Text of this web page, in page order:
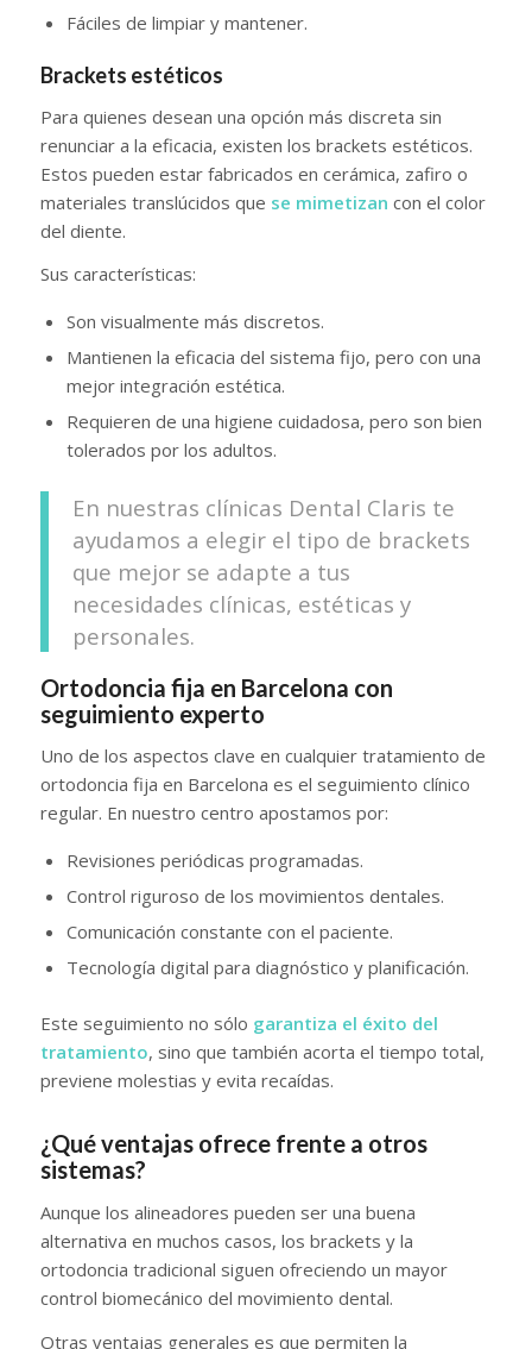
Fáciles de limpiar y mantener.
Brackets estéticos
Para quienes desean una opción más discreta sin
renunciar a la eficacia, existen los brackets estéticos.
Estos pueden estar fabricados en cerámica, zafiro o
materiales translúcidos que se mimetizan con el color
del diente.
Sus características:
Son visualmente más discretos.
Mantienen la eficacia del sistema fijo, pero con una
mejor integración estética.
Requieren de una higiene cuidadosa, pero son bien
tolerados por los adultos.
En nuestras clínicas Dental Claris te
ayudamos a elegir el tipo de brackets
que mejor se adapte a tus
necesidades clínicas, estéticas y
personales.
Ortodoncia fija en Barcelona con
seguimiento experto
Uno de los aspectos clave en cualquier tratamiento de
ortodoncia fija en Barcelona es el seguimiento clínico
regular. En nuestro centro apostamos por:
Revisiones periódicas programadas.
Control riguroso de los movimientos dentales.
Comunicación constante con el paciente.
Tecnología digital para diagnóstico y planificación.
Este seguimiento no sólo garantiza el éxito del
tratamiento, sino que también acorta el tiempo total,
previene molestias y evita recaídas.
¿Qué ventajas ofrece frente a otros
sistemas?
Aunque los alineadores pueden ser una buena
alternativa en muchos casos, los brackets y la
ortodoncia tradicional siguen ofreciendo un mayor
control biomecánico del movimiento dental.
Otras ventajas generales es que permiten la